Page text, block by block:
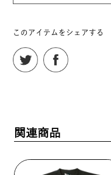
このアイテムをシェアする
関連商品